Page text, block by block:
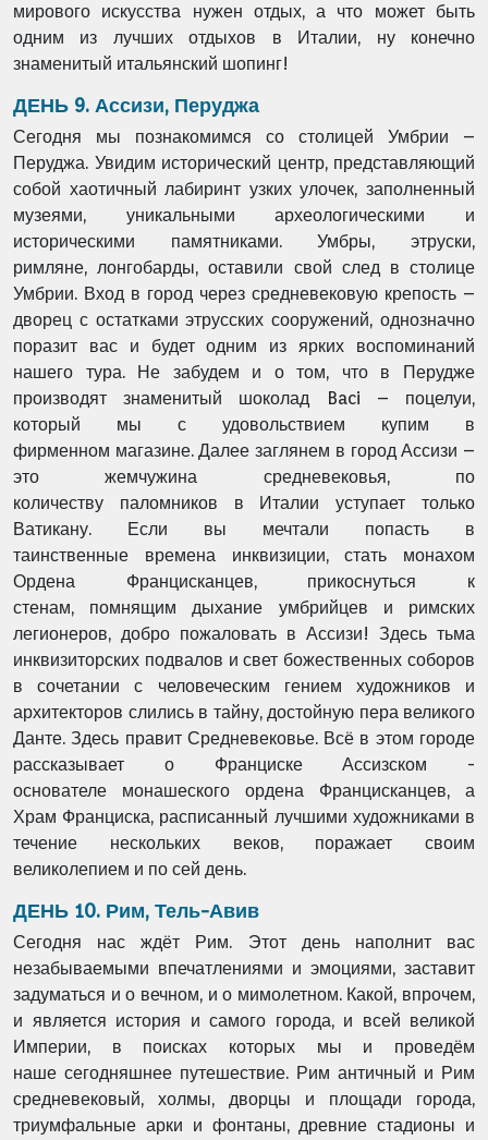
мирового искусства нужен отдых, а что может быть
одним из лучших отдыхов в Италии, ну конечно
знаменитый итальянский шопинг!
ДЕНЬ 9. Ассизи, Перуджа
Сегодня мы познакомимся со столицей Умбрии –
Перуджа. Увидим исторический центр, представляющий
собой хаотичный лабиринт узких улочек, заполненный
музеями, уникальными археологическими и
историческими памятниками. Умбры, этруски,
римляне,лонгобарды, оставили свой след в столице
Умбрии. Вход в город через средневековую крепость –
дворец с остатками этрусских сооружений, однозначно
поразит вас и будет одним из ярких воспоминаний
нашего тура. Не забудем и о том, что в Перудже
производятзнаменитый шоколад Baci – поцелуи,
который мы с удовольствием купим в
фирменном магазине. Далее заглянем в город Ассизи –
это жемчужина средневековья, по
количеству паломников в Италии уступает только
Ватикану. Если вы мечтали попасть в
таинственные времена инквизиции, стать монахом
Ордена Францисканцев, прикоснуться к
стенам, помнящим дыхание умбрийцев и римских
легионеров, добро пожаловать в Ассизи! Здесь тьма
инквизиторских подвалов и свет божественных соборов
в сочетании с человеческим гением художников и
архитекторов слились в тайну, достойную пера великого
Данте. Здесь правит Средневековье. Всё в этом городе
рассказывает о Франциске Ассизском -
основателе монашеского ордена Францисканцев, а
Храм Франциска, расписанный лучшими художниками в
течение нескольких веков, поражает своим
великолепием и по сей день.
ДЕНЬ 10. Рим, Тель-Авив
Сегодня нас ждёт Рим. Этот день наполнит вас
незабываемыми впечатлениями и эмоциями, заставит
задуматься и о вечном, и о мимолетном. Какой, впрочем,
и является история и самого города, и всей великой
Империи, в поисках которых мы и проведём
наше сегодняшнее путешествие. Рим античный и Рим
средневековый, холмы, дворцы и площади города,
триумфальные арки и фонтаны, древние стадионы и